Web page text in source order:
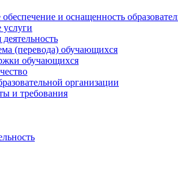
и оснащенность
услуги
(перевода) обучающихся
обучающихся
организации
и требования